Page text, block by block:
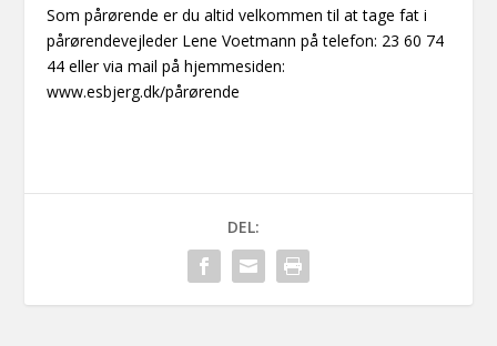
Som pårørende er du altid velkommen til at tage fat i
pårørendevejleder Lene Voetmann på telefon: 23 60 74
44 eller via mail på hjemmesiden:
www.esbjerg.dk/pårørende
DEL: